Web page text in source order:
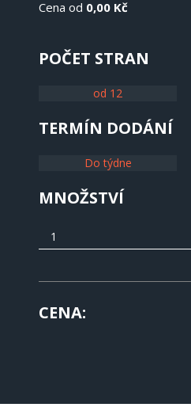
Cena od 0,00 Kč
POČET STRAN
od 12
TERMÍN DODÁNÍ
Do týdne
MNOŽSTVÍ
CENA